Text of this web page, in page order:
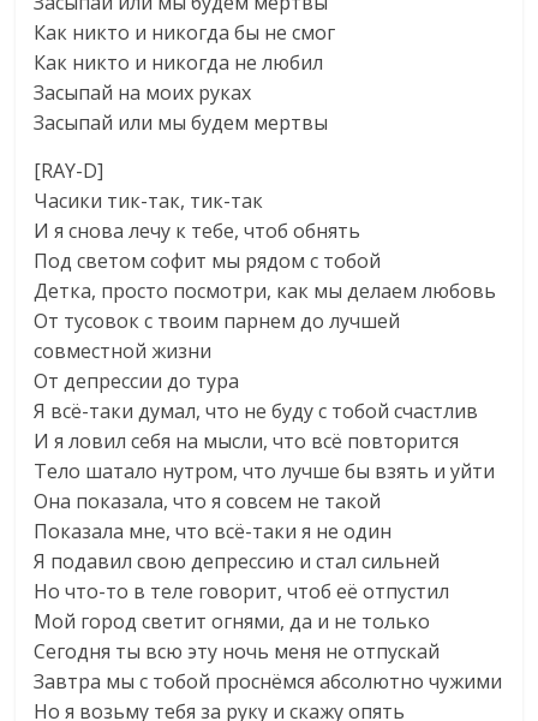
Как никто и никогда бы не смог
Как никто и никогда не любил
Засыпай на моих руках
Засыпай или мы будем мертвы
[RAY-D]
Часики тик-так, тик-так
И я снова лечу к тебе, чтоб обнять
Под светом софит мы рядом с тобой
Детка, просто посмотри, как мы делаем любовь
От тусовок с твоим парнем до лучшей
совместной жизни
От депрессии до тура
Я всё-таки думал, что не буду с тобой счастлив
И я ловил себя на мысли, что всё повторится
Тело шатало нутром, что лучше бы взять и уйти
Она показала, что я совсем не такой
Показала мне, что всё-таки я не один
Я подавил свою депрессию и стал сильней
Но что-то в теле говорит, чтоб её отпустил
Мой город светит огнями, да и не только
Сегодня ты всю эту ночь меня не отпускай
Завтра мы с тобой проснёмся абсолютно чужими
Но я возьму тебя за руку и скажу опять